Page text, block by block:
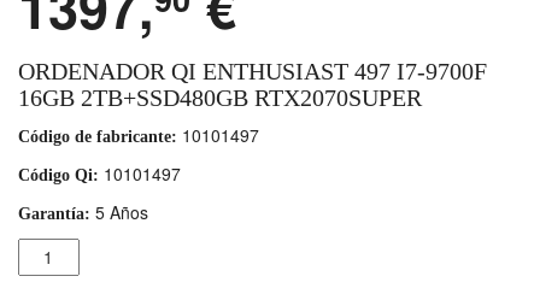
ORDENADOR QI ENTHUSIAST 497 I7-9700F
16GB 2TB+SSD480GB RTX2070SUPER
Código de fabricante: 10101497
Código Qi: 10101497
Garantía: 5 Años
Cantidad